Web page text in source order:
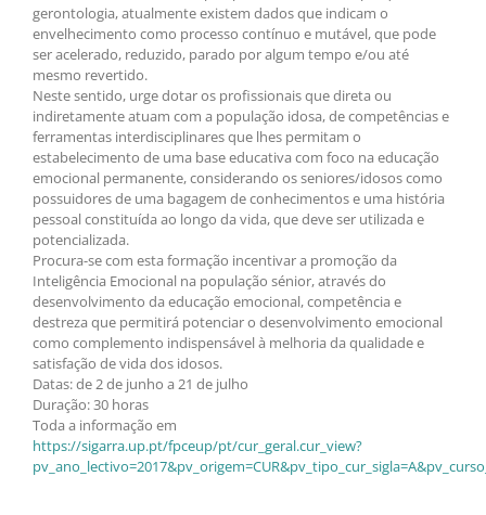
gerontologia, atualmente existem dados que indicam o
envelhecimento como processo contínuo e mutável, que pode
ser acelerado, reduzido, parado por algum tempo e/ou até
mesmo revertido.
Neste sentido, urge dotar os profissionais que direta ou
indiretamente atuam com a população idosa, de competências e
ferramentas interdisciplinares que lhes permitam o
estabelecimento de uma base educativa com foco na educação
emocional permanente, considerando os seniores/idosos como
possuidores de uma bagagem de conhecimentos e uma história
pessoal constituída ao longo da vida, que deve ser utilizada e
potencializada.
Procura-se com esta formação incentivar a promoção da
Inteligência Emocional na população sénior, através do
desenvolvimento da educação emocional, competência e
destreza que permitirá potenciar o desenvolvimento emocional
como complemento indispensável à melhoria da qualidade e
satisfação de vida dos idosos.
Datas: de 2 de junho a 21 de julho
Duração: 30 horas
Toda a informação em
https://sigarra.up.pt/fpceup/pt/cur_geral.cur_view?